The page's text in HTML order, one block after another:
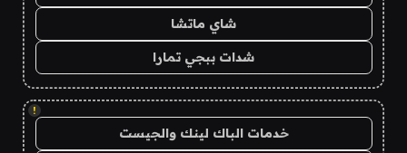
شاي ماتشا
شدات ببجي تمارا
!
خدمات الباك لينك والجيست